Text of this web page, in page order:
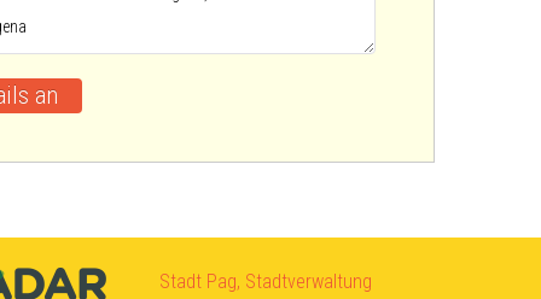
Stadt Pag, Stadtverwaltung